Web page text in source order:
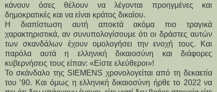
κάνουν όσες θέλουν να λέγονται προηγμένες και
δημοκρατικές και να είναι κράτος δικαίου.
Η διαπίστωση αυτή αποκτά ακόμα πιο τραγικά
χαρακτηριστικά, αν συνυπολογίσουμε ότι οι δράστες αυτών
των σκανδάλων έχουν ομολογήσει την ενοχή τους. Και
παρόλα αυτά η ελληνική δικαιοσύνη και διάφορες
κυβερνήσεις τους είπαν: «Είστε ελεύθεροι»!
Το σκάνδαλο της SIEMENS χρονολογείται από τη δεκαετία
του ’90. Και όμως η ελληνική δικαιοσύνη ήρθε το 2022 να